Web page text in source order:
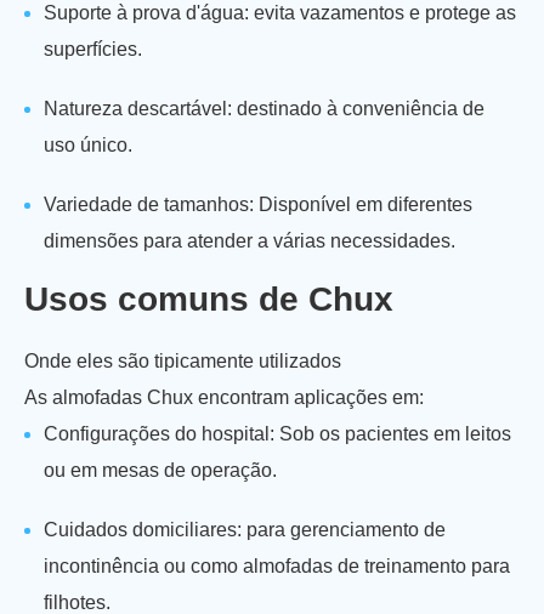
Suporte à prova d'água: evita vazamentos e protege as
superfícies.
Natureza descartável: destinado à conveniência de
uso único.
Variedade de tamanhos: Disponível em diferentes
dimensões para atender a várias necessidades.
Usos comuns de Chux
Onde eles são tipicamente utilizados
As almofadas Chux encontram aplicações em:
Configurações do hospital: Sob os pacientes em leitos
ou em mesas de operação.
Cuidados domiciliares: para gerenciamento de
incontinência ou como almofadas de treinamento para
filhotes.